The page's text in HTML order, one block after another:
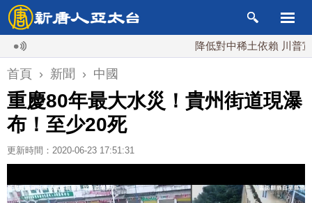
降低對中稀土依賴 川普宣布礦
首頁 › 新聞 › 中國
重慶80年最大水災！貴州街道現瀑
布！至少20死
更新時間：2020-06-23 17:51:31